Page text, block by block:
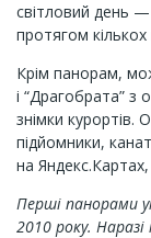
світловий день
протягом кількох
Крім панорам,
і “Драгобрата” з
знімки курортів.
підйомники,
на
Перші панорами
2010 року. Наразі